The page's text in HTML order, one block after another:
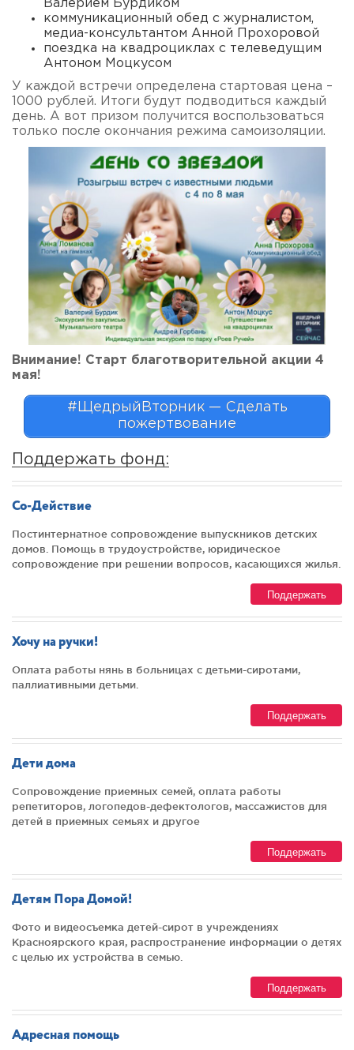
Валерием Бурдиком
коммуникационный обед с журналистом,
медиа-консультантом Анной Прохоровой
поездка на квадроциклах с телеведущим
Антоном Моцкусом
У каждой встречи определена стартовая цена –
1000 рублей. Итоги будут подводиться каждый
день. А вот призом получится воспользоваться
только после окончания режима самоизоляции.
Внимание! Старт благотворительной акции 4
мая!
#ЩедрыйВторник — Сделать
пожертвование
Поддержать фонд:
Со-Действие
Постинтернатное сопровождение выпускников детских
домов. Помощь в трудоустройстве, юридическое
сопровождение при решении вопросов, касающихся жилья.
Поддержать
Хочу на ручки!
Оплата работы нянь в больницах с детьми-сиротами,
паллиативными детьми.
Поддержать
Дети дома
Сопровождение приемных семей, оплата работы
репетиторов, логопедов-дефектологов, массажистов для
детей в приемных семьях и другое
Поддержать
Детям Пора Домой!
Фото и видеосъемка детей-сирот в учреждениях
Красноярского края, распространение информации о детях
с целью их устройства в семью.
Поддержать
Адресная помощь